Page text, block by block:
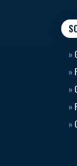
»
»
»
»
»